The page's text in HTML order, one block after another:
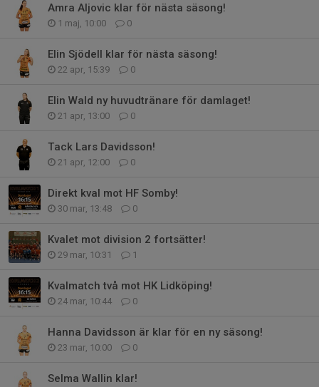
Amra Aljovic klar för nästa säsong!
1 maj, 10:00 0
Elin Sjödell klar för nästa säsong!
22 apr, 15:39 0
Elin Wald ny huvudtränare för damlaget!
21 apr, 13:00 0
Tack Lars Davidsson!
21 apr, 12:00 0
Direkt kval mot HF Somby!
30 mar, 13:48 0
Kvalet mot division 2 fortsätter!
29 mar, 10:31 1
Kvalmatch två mot HK Lidköping!
24 mar, 10:44 0
Hanna Davidsson är klar för en ny säsong!
23 mar, 10:00 0
Selma Wallin klar!